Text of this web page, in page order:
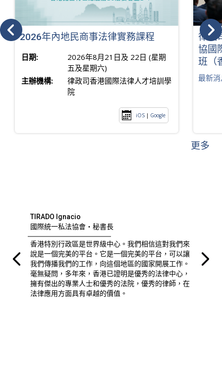
2026年內地民商事法律實務課程
日期:
2026年8月21日及 22日 (星期
五及星期六)
主辦機構:
律政司香港國際法律人才培訓學
院
iOS | Google
律政
協國
班（
最新
更多
TIRADO Ignacio
國際統一私法協會・秘書長
香港特別行政區是世界級中心。我們相信這對我們來
說是一個完美的平台。它是一個完美的平台，可以讓
我們傳播我們的工作，向這個地區的國家開展工作。
毫無疑問，多年來，香港已證明是優秀的法律中心，
擁有傑出的專業人士和優秀的法院，優秀的律師，在
法律應用方面具有卓越的價值。